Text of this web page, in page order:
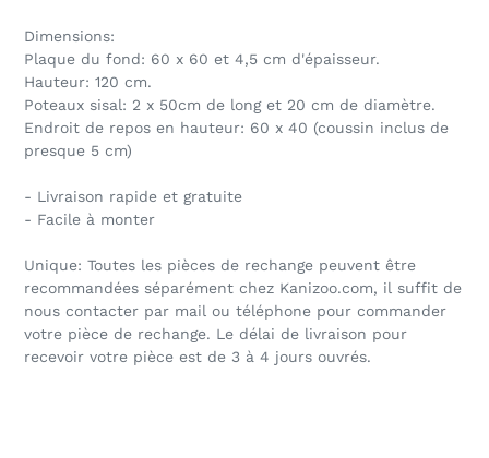
Dimensions:
Plaque du fond: 60 x 60 et 4,5 cm d'épaisseur.
Hauteur: 120 cm.
Poteaux sisal: 2 x 50cm de long et 20 cm de diamètre.
Endroit de repos en hauteur: 60 x 40 (coussin inclus de
presque 5 cm)
- Livraison rapide et gratuite
- Facile à monter
Unique: Toutes les pièces de rechange peuvent être
recommandées séparément chez Kanizoo.com, il suffit de
nous contacter par mail ou téléphone pour commander
votre pièce de rechange. Le délai de livraison pour
recevoir votre pièce est de 3 à 4 jours ouvrés.